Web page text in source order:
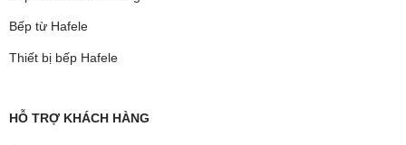
Bếp từ Hafele
Thiết bị bếp Hafele
HỖ TRỢ KHÁCH HÀNG